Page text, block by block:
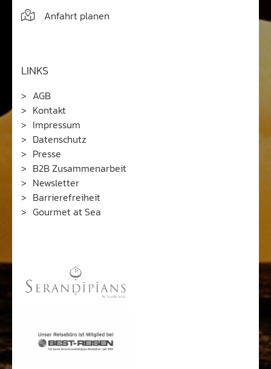
Anfahrt planen
LINKS
AGB
Kontakt
Impressum
Datenschutz
Presse
B2B Zusammenarbeit
Newsletter
Barrierefreiheit
Gourmet at Sea